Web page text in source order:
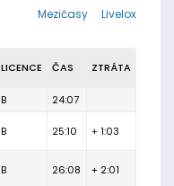
Livelox
Mezičasy
LICENCE ČAS ZTRÁTA
B 24:07
B 25:10 + 1:03
B 26:08 + 2:01